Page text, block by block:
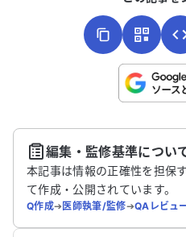
こちらは送信専用のフォーム
送信
編集・監修基準につい
本記事は情報の正確性を担保
て作成・公開されています。
Q作成➔医師執筆/監修➔QAレビュ